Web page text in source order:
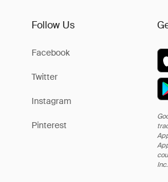
Follow Us
Facebook
Twitter
Instagram
Pinterest